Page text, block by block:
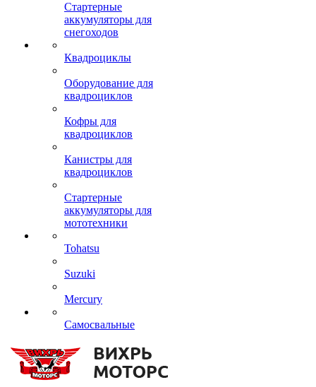
Стартерные
аккумуляторы для
снегоходов
Квадроциклы
Оборудование для
квадроциклов
Кофры для
квадроциклов
Канистры для
квадроциклов
Стартерные
аккумуляторы для
мототехники
Tohatsu
Suzuki
Mercury
Самосвальные